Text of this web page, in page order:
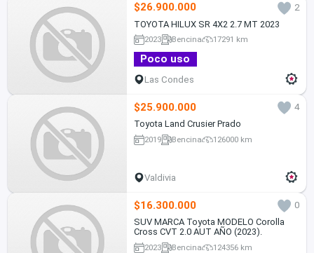
$26.900.000
2
TOYOTA HILUX SR 4X2 2.7 MT 2023
2023 Bencina 17291 km
Poco uso
Las Condes
$25.900.000
4
Toyota Land Crusier Prado
2019 Bencina 126000 km
Valdivia
$16.300.000
0
SUV MARCA Toyota MODELO Corolla
Cross CVT 2.0 AUT AÑO (2023).
2023 Bencina 124356 km